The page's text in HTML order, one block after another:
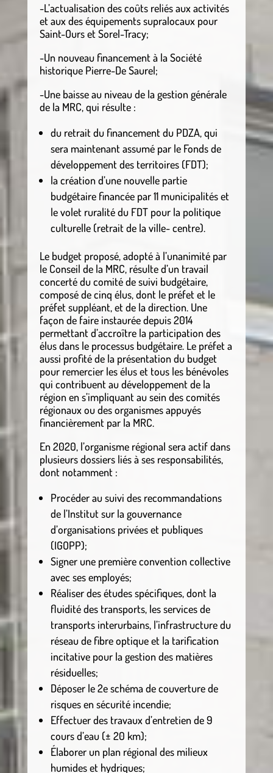
-L’actualisation des coûts reliés aux activités
et aux des équipements supralocaux pour
Saint-Ours et Sorel-Tracy;
-Un nouveau financement à la Société
historique Pierre-De Saurel;
-Une baisse au niveau de la gestion générale
de la MRC, qui résulte :
du retrait du financement du PDZA, qui
sera maintenant assumé par le Fonds de
développement des territoires (FDT);
la création d’une nouvelle partie
budgétaire financée par 11 municipalités et
le volet ruralité du FDT pour la politique
culturelle (retrait de la ville- centre).
Le budget proposé, adopté à l’unanimité par
le Conseil de la MRC, résulte d’un travail
concerté du comité de suivi budgétaire,
composé de cinq élus, dont le préfet et le
préfet suppléant, et de la direction. Une
façon de faire instaurée depuis 2014
permettant d’accroître la participation des
élus dans le processus budgétaire. Le préfet a
aussi profité de la présentation du budget
pour remercier les élus et tous les bénévoles
qui contribuent au développement de la
région en s’impliquant au sein des comités
régionaux ou des organismes appuyés
financièrement par la MRC.
En 2020, l’organisme régional sera actif dans
plusieurs dossiers liés à ses responsabilités,
dont notamment :
Procéder au suivi des recommandations
de l’Institut sur la gouvernance
d’organisations privées et publiques
(IGOPP);
Signer une première convention collective
avec ses employés;
Réaliser des études spécifiques, dont la
fluidité des transports, les services de
transports interurbains, l’infrastructure du
réseau de fibre optique et la tarification
incitative pour la gestion des matières
résiduelles;
Déposer le 2e schéma de couverture de
risques en sécurité incendie;
Effectuer des travaux d’entretien de 9
cours d’eau (± 20 km);
Élaborer un plan régional des milieux
humides et hydriques;